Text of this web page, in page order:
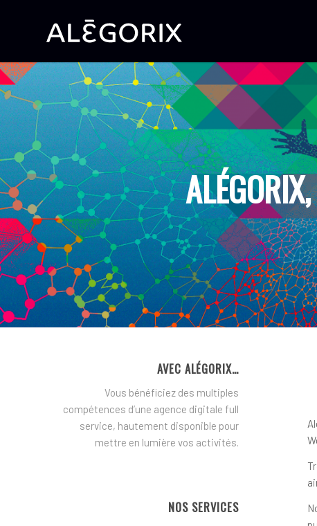
AVEC ALÉGORIX…
Vous bénéficiez des multiples
compétences d’une agence digitale full
service, hautement disponible pour
mettre en lumière vos activités.
NOS SERVICES